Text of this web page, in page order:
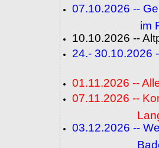
07.10.2026 --
im
10.10.2026 --
24.- 30.10.2026
01.11.2026 --
07.11.2026 --
03.12.2026 --
Baden-